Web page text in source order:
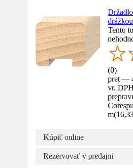
Tento
(0)
preț —
vr.
m(
Kúpiť online
Rezervovať v predajni